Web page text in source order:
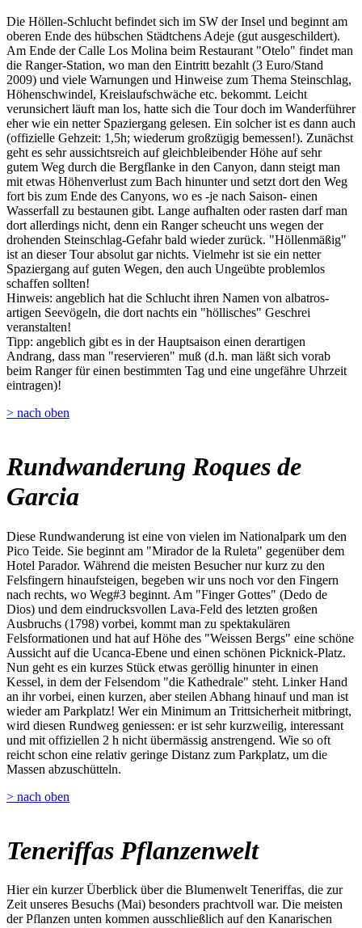
Die Höllen-Schlucht befindet sich im SW der Insel und beginnt am
oberen Ende des hübschen Städtchens Adeje (gut ausgeschildert).
Am Ende der Calle Los Molina beim Restaurant "Otelo" findet man
die Ranger-Station, wo man den Eintritt bezahlt (3 Euro/Stand
2009) und viele Warnungen und Hinweise zum Thema Steinschlag,
Höhenschwindel, Kreislaufschwäche etc. bekommt. Leicht
verunsichert läuft man los, hatte sich die Tour doch im Wanderführer
eher wie ein netter Spaziergang gelesen. Ein solcher ist es dann auch
(offizielle Gehzeit: 1,5h; wiederum großzügig bemessen!). Zunächst
geht es sehr aussichtsreich auf gleichbleibender Höhe auf sehr
gutem Weg durch die Bergflanke in den Canyon, dann steigt man
mit etwas Höhenverlust zum Bach hinunter und setzt dort den Weg
fort bis zum Ende des Canyons, wo es -je nach Saison- einen
Wasserfall zu bestaunen gibt. Lange aufhalten oder rasten darf man
dort allerdings nicht, denn ein Ranger scheucht uns wegen der
drohenden Steinschlag-Gefahr bald wieder zurück. "Höllenmäßig"
ist an dieser Tour absolut gar nichts. Vielmehr ist sie ein netter
Spaziergang auf guten Wegen, den auch Ungeübte problemlos
schaffen sollten!
Hinweis: angeblich hat die Schlucht ihren Namen von albatros-
artigen Seevögeln, die dort nachts ein "höllisches" Geschrei
veranstalten!
Tipp: angeblich gibt es in der Hauptsaison einen derartigen
Andrang, dass man "reservieren" muß (d.h. man läßt sich vorab
beim Ranger für einen bestimmten Tag und eine ungefähre Uhrzeit
eintragen)!
> nach oben
Rundwanderung Roques de
Garcia
Diese Rundwanderung ist eine von vielen im Nationalpark um den
Pico Teide. Sie beginnt am "Mirador de la Ruleta" gegenüber dem
Hotel Parador. Während die meisten Besucher nur kurz zu den
Felsfingern hinaufsteigen, begeben wir uns noch vor den Fingern
nach rechts, wo Weg#3 beginnt. Am "Finger Gottes" (Dedo de
Dios) und dem eindrucksvollen Lava-Feld des letzten großen
Ausbruchs (1798) vorbei, kommt man zu spektakulären
Felsformationen und hat auf Höhe des "Weissen Bergs" eine schöne
Aussicht auf die Ucanca-Ebene und einen schönen Picknick-Platz.
Nun geht es ein kurzes Stück etwas geröllig hinunter in einen
Kessel, in dem der Felsendom "die Kathedrale" steht. Linker Hand
an ihr vorbei, einen kurzen, aber steilen Abhang hinauf und man ist
wieder am Parkplatz! Wer ein Minimum an Trittsicherheit mitbringt,
wird diesen Rundweg geniessen: er ist sehr kurzweilig, interessant
und mit offiziellen 2 h nicht übermässig anstrengend. Wie so oft
reicht schon eine relativ geringe Distanz zum Parkplatz, um die
Massen abzuschütteln.
> nach oben
Teneriffas Pflanzenwelt
Hier ein kurzer Überblick über die Blumenwelt Teneriffas, die zur
Zeit unseres Besuchs (Mai) besonders prachtvoll war. Die meisten
der Pflanzen unten kommen ausschließlich auf den Kanarischen